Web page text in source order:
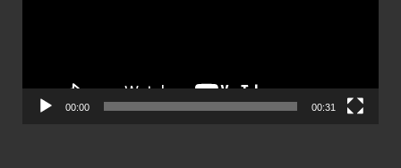
00:00 00:31